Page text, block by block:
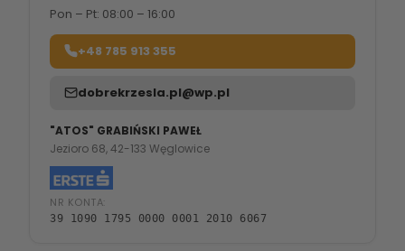
Pon – Pt: 08:00 – 16:00
+48 785 913 355
dobrekrzesla.pl@wp.pl
"ATOS" GRABIŃSKI PAWEŁ
Jezioro 68, 42-133 Węglowice
NR KONTA:
39 1090 1795 0000 0001 2010 6067